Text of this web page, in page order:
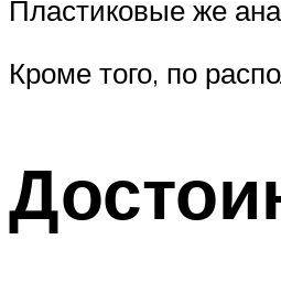
Пластиковые же
Кроме того, по